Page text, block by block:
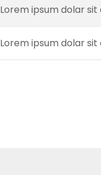
Lorem ipsum dolar
Lorem ipsum dolar